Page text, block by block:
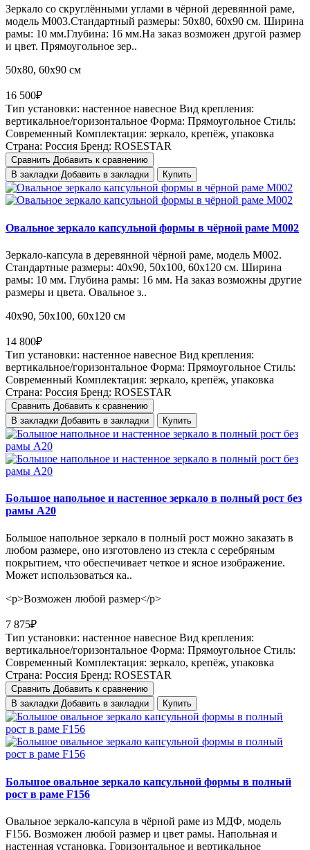
Зеркало со скруглёнными углами в чёрной деревянной раме,
модель M003.Стандартный размеры: 50х80, 60х90 см. Ширина
рамы: 10 мм.Глубина: 16 мм.На заказ возможен другой размер
и цвет. Прямоугольное зер..
50х80, 60х90 см
16 500₽
Тип установки: настенное навесное Вид крепления:
вертикальное/горизонтальное Форма: Прямоугольное Стиль:
Cовременный Комплектация: зеркало, крепёж, упаковка
Страна: Россия Бренд: ROSESTAR
Сравнить Добавить к сравнению
В закладки Добавить в закладки Купить
Овальное зеркало капсульной формы в чёрной раме M002
Зеркало-капсула в деревянной чёрной раме, модель M002.
Стандартные размеры: 40х90, 50х100, 60х120 см. Ширина
рамы: 10 мм. Глубина рамы: 16 мм. На заказ возможны другие
размеры и цвета. Овальное з..
40х90, 50х100, 60х120 см
14 800₽
Тип установки: настенное навесное Вид крепления:
вертикальное/горизонтальное Форма: Прямоугольное Стиль:
Cовременный Комплектация: зеркало, крепёж, упаковка
Страна: Россия Бренд: ROSESTAR
Сравнить Добавить к сравнению
В закладки Добавить в закладки Купить
Большое напольное и настенное зеркало в полный рост без
рамы A20
Большое напольное зеркало в полный рост можно заказать в
любом размере, оно изготовлено из стекла с серебряным
покрытием, что обеспечивает четкое и ясное изображение.
Может использоваться ка..
<p>Возможен любой размер</p>
7 875₽
Тип установки: настенное навесное Вид крепления:
вертикальное/горизонтальное Форма: Прямоугольное Стиль:
Cовременный Комплектация: зеркало, крепёж, упаковка
Страна: Россия Бренд: ROSESTAR
Сравнить Добавить к сравнению
В закладки Добавить в закладки Купить
Большое овальное зеркало капсульной формы в полный
рост в раме F156
Овальное зеркало-капсула в чёрной раме из МДФ, модель
F156. Возможен любой размер и цвет рамы. Напольная и
настенная установка. Горизонтальное и вертикальное